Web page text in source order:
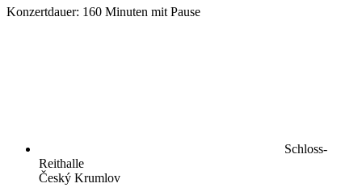
Konzertdauer: 160 Minuten mit Pause
Schloss-
Reithalle
Český Krumlov